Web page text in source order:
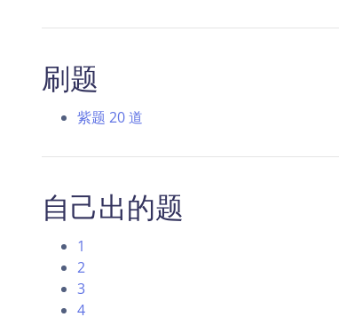
刷题
紫题 20 道
自己出的题
1
2
3
4